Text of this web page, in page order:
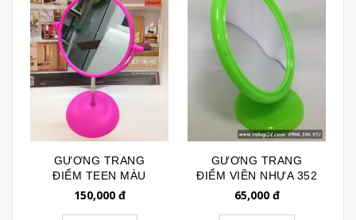
GƯƠNG TRANG
ĐIỂM TEEN MÀU
HỒNG 098
150,000đ
GƯƠNG TRANG
ĐIỂM VIỀN NHỰA 352
65,000đ